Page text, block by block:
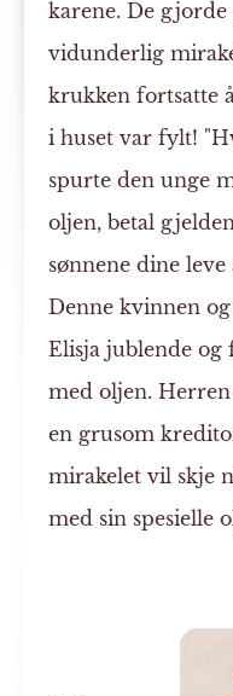
karene. De gjorde
vidunderlig
krukken fortsatte
i huset var fylt!
spurte den unge
oljen, betal
sønnene dine leve
Denne kvinnen
Elisja jublende
med oljen.
en grusom
mirakelet vil skje
med sin spesielle